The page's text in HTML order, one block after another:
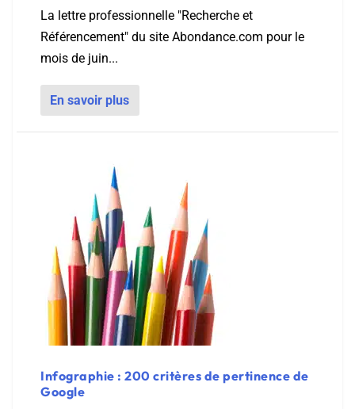
La lettre professionnelle "Recherche et
Référencement" du site Abondance.com pour le
mois de juin...
En savoir plus
Infographie : 200 critères de pertinence de
Google